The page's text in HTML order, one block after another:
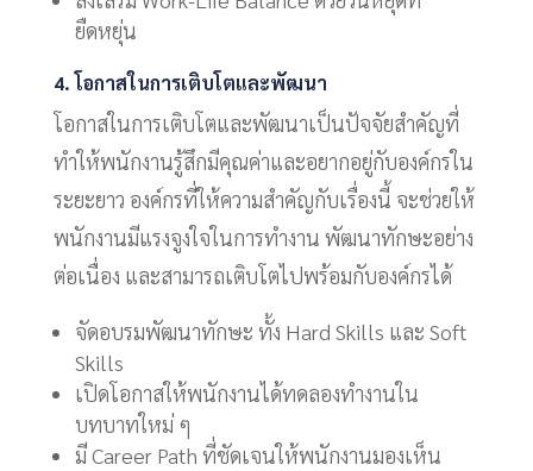
ยืดหยุ่น
4. โอกาสในการเติบโตและพัฒนา
โอกาสในการเติบโตและพัฒนาเป็นปัจจัยสำคัญที่
ทำให้พนักงานรู้สึกมีคุณค่าและอยากอยู่กับองค์กรใน
ระยะยาว องค์กรที่ให้ความสำคัญกับเรื่องนี้ จะช่วยให้
พนักงานมีแรงจูงใจในการทำงาน พัฒนาทักษะอย่าง
ต่อเนื่อง และสามารถเติบโตไปพร้อมกับองค์กรได้
จัดอบรมพัฒนาทักษะ ทั้ง Hard Skills และ Soft
Skills
เปิดโอกาสให้พนักงานได้ทดลองทำงานใน
บทบาทใหม่ ๆ
มี Career Path ที่ชัดเจนให้พนักงานมองเห็น